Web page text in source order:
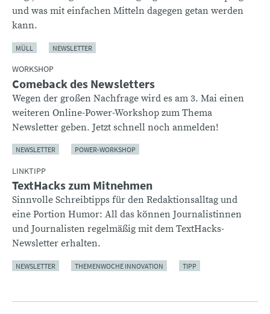
und was mit einfachen Mitteln dagegen getan werden
kann.
MÜLL NEWSLETTER
WORKSHOP
Comeback des Newsletters
Wegen der großen Nachfrage wird es am 3. Mai einen
weiteren Online-Power-Workshop zum Thema
Newsletter geben. Jetzt schnell noch anmelden!
NEWSLETTER POWER-WORKSHOP
LINKTIPP
TextHacks zum Mitnehmen
Sinnvolle Schreibtipps für den Redaktionsalltag und
eine Portion Humor: All das können Journalistinnen
und Journalisten regelmäßig mit dem TextHacks-
Newsletter erhalten.
NEWSLETTER THEMENWOCHE INNOVATION TIPP